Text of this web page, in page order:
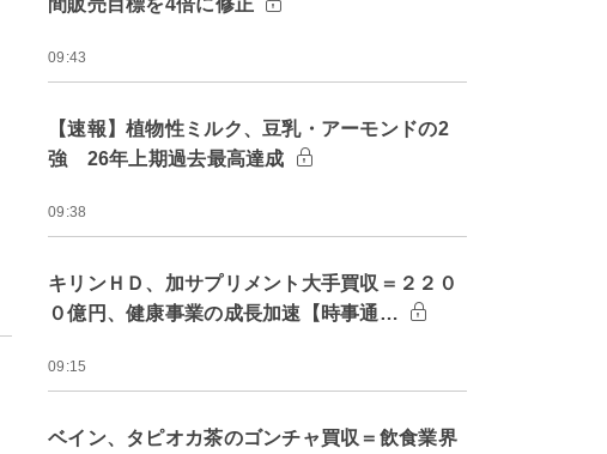
09:43
【速報】植物性ミルク、豆乳・アーモンドの2
強 26年上期過去最高達成
09:38
キリンＨＤ、加サプリメント大手買収＝２２０
０億円、健康事業の成長加速【時事通…
09:15
ベイン、タピオカ茶のゴンチャ買収＝飲食業界